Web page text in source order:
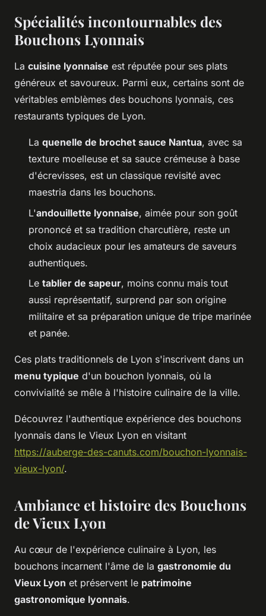
Spécialités incontournables des
Bouchons Lyonnais
La cuisine lyonnaise est réputée pour ses plats
généreux et savoureux. Parmi eux, certains sont de
véritables emblèmes des bouchons lyonnais, ces
restaurants typiques de Lyon.
La quenelle de brochet sauce Nantua, avec sa
texture moelleuse et sa sauce crémeuse à base
d'écrevisses, est un classique revisité avec
maestria dans les bouchons.
L'andouillette lyonnaise, aimée pour son goût
prononcé et sa tradition charcutière, reste un
choix audacieux pour les amateurs de saveurs
authentiques.
Le tablier de sapeur, moins connu mais tout
aussi représentatif, surprend par son origine
militaire et sa préparation unique de tripe marinée
et panée.
Ces plats traditionnels de Lyon s'inscrivent dans un
menu typique d'un bouchon lyonnais, où la
convivialité se mêle à l'histoire culinaire de la ville.
Découvrez l'authentique expérience des bouchons
lyonnais dans le Vieux Lyon en visitant
https://auberge-des-canuts.com/bouchon-lyonnais-
vieux-lyon/.
Ambiance et histoire des Bouchons
de Vieux Lyon
Au cœur de l'expérience culinaire à Lyon, les
bouchons incarnent l'âme de la gastronomie du
Vieux Lyon et préservent le patrimoine
gastronomique lyonnais.